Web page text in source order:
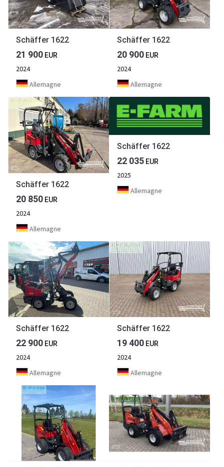
Schäffer 1622
21 900 EUR
2024
Allemagne
Schäffer 1622
20 900 EUR
2024
Allemagne
Schäffer 1622
20 850 EUR
2024
Allemagne
Schäffer 1622
22 035 EUR
2025
Allemagne
Schäffer 1622
22 900 EUR
2024
Allemagne
Schäffer 1622
19 400 EUR
2024
Allemagne